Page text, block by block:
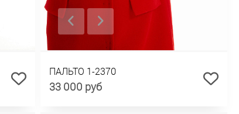
ПАЛЬТО 1-2370
33 000 руб